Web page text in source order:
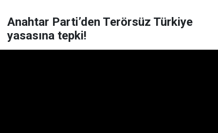
Anahtar Parti’den Terörsüz Türkiye
yasasına tepki!